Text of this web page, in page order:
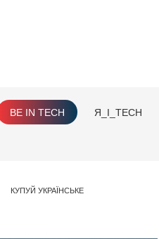
BE IN TECH Я_І_TECH
КУПУЙ УКРАЇНСЬКЕ